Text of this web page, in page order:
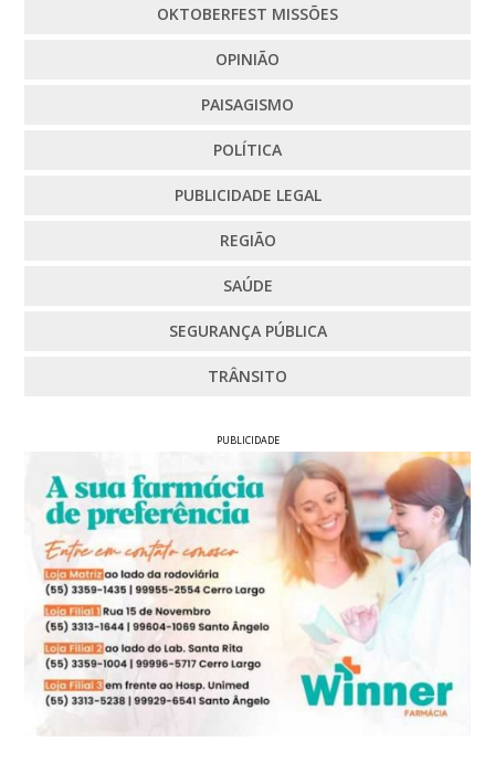
OKTOBERFEST MISSÕES
OPINIÃO
PAISAGISMO
POLÍTICA
PUBLICIDADE LEGAL
REGIÃO
SAÚDE
SEGURANÇA PÚBLICA
TRÂNSITO
PUBLICIDADE